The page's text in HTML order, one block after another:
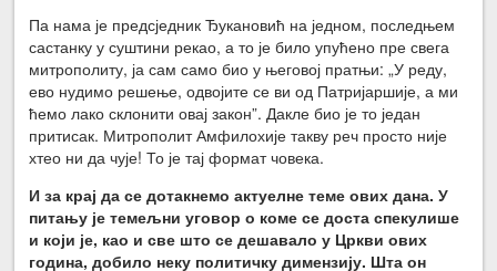
Па нама је предсједник Ђукановић на једном, последњем
састанку у суштини рекао, а то је било упућено пре свега
митрополиту, ја сам само био у његовој пратњи: „У реду,
ево нудимо решење, одвојите се ви од Патријаршије, а ми
ћемо лако склонити овај закон”. Дакле био је то један
притисак. Митрополит Амфилохије такву реч просто није
хтео ни да чује! То је тај формат човека.
И за крај да се дотакнемо актуелне теме ових дана. У
питању је темељни уговор о коме се доста спекулише
и који је, као и све што се дешавало у Цркви ових
година, добило неку политичку димензију. Шта он